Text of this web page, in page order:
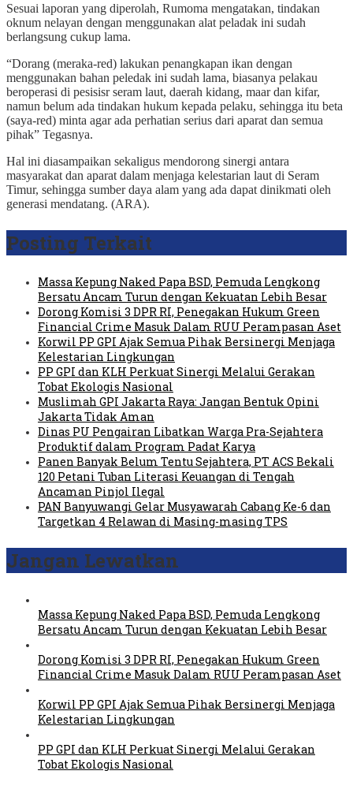
Sesuai laporan yang diperolah, Rumoma mengatakan, tindakan
oknum nelayan dengan menggunakan alat peladak ini sudah
berlangsung cukup lama.
“Dorang (meraka-red) lakukan penangkapan ikan dengan
menggunakan bahan peledak ini sudah lama, biasanya pelakau
beroperasi di pesisisr seram laut, daerah kidang, maar dan kifar,
namun belum ada tindakan hukum kepada pelaku, sehingga itu beta
(saya-red) minta agar ada perhatian serius dari aparat dan semua
pihak” Tegasnya.
Hal ini diasampaikan sekaligus mendorong sinergi antara
masyarakat dan aparat dalam menjaga kelestarian laut di Seram
Timur, sehingga sumber daya alam yang ada dapat dinikmati oleh
generasi mendatang. (ARA).
Posting Terkait
Massa Kepung Naked Papa BSD, Pemuda Lengkong
Bersatu Ancam Turun dengan Kekuatan Lebih Besar
Dorong Komisi 3 DPR RI, Penegakan Hukum Green
Financial Crime Masuk Dalam RUU Perampasan Aset
Korwil PP GPI Ajak Semua Pihak Bersinergi Menjaga
Kelestarian Lingkungan
PP GPI dan KLH Perkuat Sinergi Melalui Gerakan
Tobat Ekologis Nasional
Muslimah GPI Jakarta Raya: Jangan Bentuk Opini
Jakarta Tidak Aman
Dinas PU Pengairan Libatkan Warga Pra-Sejahtera
Produktif dalam Program Padat Karya
Panen Banyak Belum Tentu Sejahtera, PT ACS Bekali
120 Petani Tuban Literasi Keuangan di Tengah
Ancaman Pinjol Ilegal
PAN Banyuwangi Gelar Musyawarah Cabang Ke-6 dan
Targetkan 4 Relawan di Masing-masing TPS
Jangan Lewatkan
Massa Kepung Naked Papa BSD, Pemuda Lengkong
Bersatu Ancam Turun dengan Kekuatan Lebih Besar
Dorong Komisi 3 DPR RI, Penegakan Hukum Green
Financial Crime Masuk Dalam RUU Perampasan Aset
Korwil PP GPI Ajak Semua Pihak Bersinergi Menjaga
Kelestarian Lingkungan
PP GPI dan KLH Perkuat Sinergi Melalui Gerakan
Tobat Ekologis Nasional